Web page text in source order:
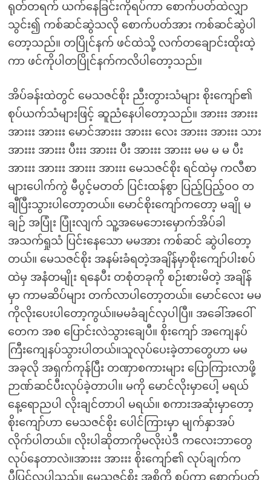
ရုတ်တရက် ယက်နေခြင်းကိုရပ်ကာ စောက်ပတ်ထဲလျှာ
သွင်း၍ ကစ်ဆင်ဆွဲသလို စောက်ပတ်အား ကစ်ဆင်ဆွဲပါ
တော့သည်။ တပြိုင်နက် ဖင်ထဲသို့ လက်တချောင်းထိုးထဲ့
ကာ ဖင်ကိုပါတပြိုင်နက်ကလိပါတော့သည်။
အိပ်ခန်းထဲတွင် မေသဇင်စိုး ညီးတွားသံများ စိုးကျော်၏
စုပ်ယက်သံများဖြင့် ဆူညံနေပါတော့သည်။ အားးး အားးး
အားးး အားးး မောင်အားးး အားးး လေး အားးး အားးး သား
အားးး အားးး ပီးးး အားးး ပီး အားးး အားးး မမ မ မ ပီး
အားးး အားးး အားးး အားးး မေသဇင်စိုး ရင်ထဲမှ ကလီစာ
များပေါက်ကွဲ မီပွင့်မတတ် ပြင်းထန်စွာ ပြည့်ပြည့်ဝဝ တ
ချီပြီးသွားပါတော့တယ်။ မောင်စိုးကျော်ကတော့ မချို မ
ချဉ် အပြုံး ပြုံးလျက် သူ့အမေဘေးမှောက်အိပ်ခါ
အသက်ရှုသံ ပြင်းနေသော မမအား ကစ်ဆင် ဆွဲပါတော့
တယ်။ မေသဇင်စိုး အနမ်းခံရတဲ့အချိန်မှာစိုးကျော်ပါးစပ်
ထဲမှ အနံတမျိုး ရနေပီး တစုံတခုကို စဉ်းစားမိတဲ့ အချိန်
မှာ ကာမဆိပ်များ တက်လာပါတော့တယ်။ မောင်လေး မမ
ကိုလိုးပေးပါတော့ကွယ်။မမခံချင်လှပါပြီ။ အခေါ်အဝေါ်
တေက အစ ပြောင်းလဲသွားချေပီ။ စိုးကျော် အကျေနပ်
ကြီးကျေနပ်သွားပါတယ်။သူလုပ်ပေးခဲ့တာတွေဟာ မမ
အခုလို အရှက်ကုန်ပြီး တဏှာစကားများ ပြောကြားလာဖို့
ဉာဏ်ဆင်ပီးလုပ်ခဲ့တာပါ။ မကို မောင်လိုးမှာပေါ့ မရယ်
နေ့ရောညပါ လိုးချင်တာပါ မရယ်။ စကားအဆုံးမှာတော့
စိုးကျော်ဟာ မေသဇင်စိုး ပေါင်ကြားမှာ မျက်နှာအပ်
လိုက်ပါတယ်။ လိုးပါဆိုတာကိုမလိုးပဲဒီ ကလေးဘာတွေ
လုပ်နေတာလဲ။အားးး အားးး စိုးကျော်၏ လုပ်ချက်က
ပီပြင်လှပါသည်။ မေသဇင်စိုး အစိကို စုပ်ကာ စောက်ပတ်